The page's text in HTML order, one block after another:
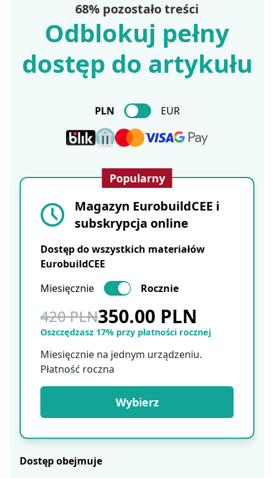
68% pozostało treści
Odblokuj pełny
dostęp do artykułu
PLN EUR
Popularny
Magazyn EurobuildCEE i
subskrypcja online
Dostęp do wszystkich materiałów
EurobuildCEE
Miesięcznie
Rocznie
420 PLN350.00 PLN
Oszczędzasz 17% przy płatności rocznej
Miesięcznie na jednym urządzeniu.
Płatność roczna
Wybierz
Dostęp obejmuje